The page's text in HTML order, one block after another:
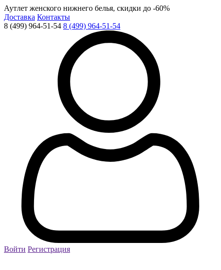
Аутлет женского нижнего белья, скидки до -60%
Доставка Контакты
8 (499) 964-51-54 8 (499) 964-51-54
Войти Регистрация